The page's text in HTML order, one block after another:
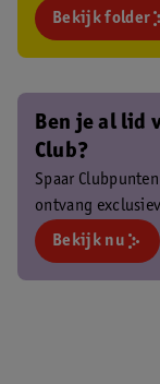
Bekijk folder
Ben je al lid
Club?
Spaar
ontvang
Bekijk nu